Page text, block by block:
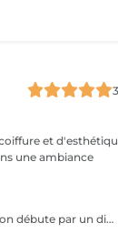
et
une ambiance
Le service inclut un coiffage. Chaque prestation débute par un diagnostic personnalisé. Le tarif final est confirmé en salon selon les besoins de vos cheveux et la technique réalisée.